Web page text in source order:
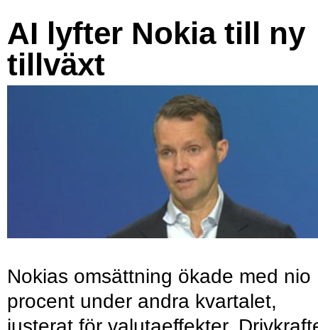
AI lyfter Nokia till ny
tillväxt
Nokias omsättning ökade med nio
procent under andra kvartalet,